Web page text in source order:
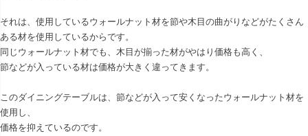
それは、使用しているウォールナット材を節や木目の曲がりなどがたくさん
ある材を使用しているからです。
同じウォールナット材でも、木目が揃った材がやはり価格も高く、
節などが入っている材は価格が大きく違ってきます。
このダイニングテーブルは、節などが入って安くなったウォールナット材を
使用し、
価格を抑えているのです。